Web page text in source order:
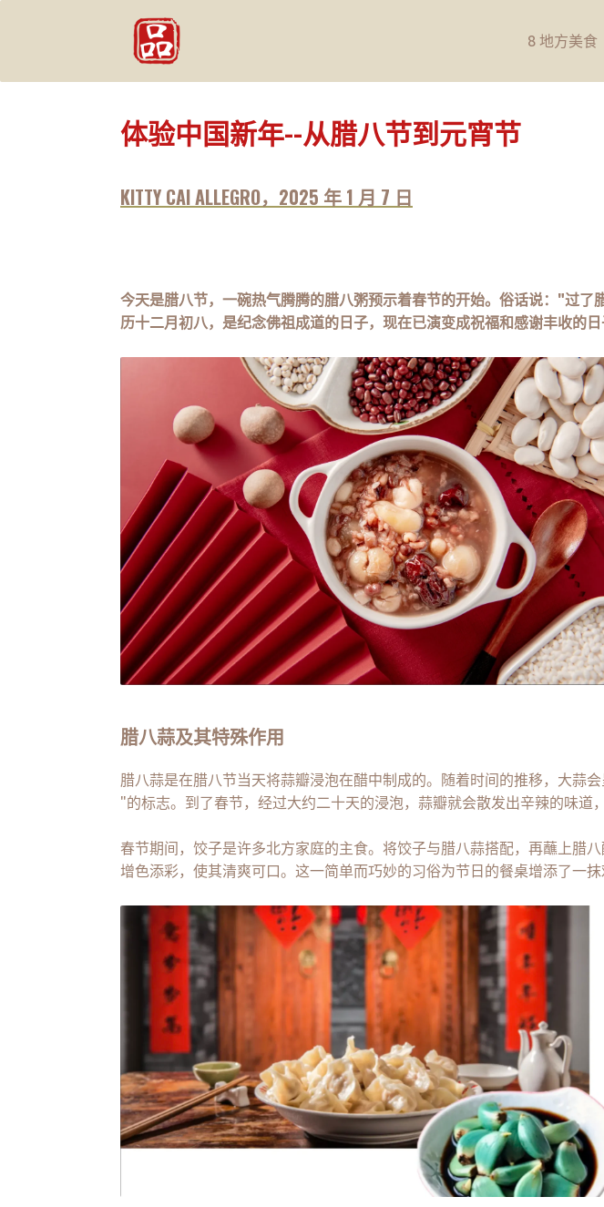
8 地方美食
体验中国新年--从腊八节到元宵节
KITTY CAI ALLEGRO，2025 年 1 月 7 日
今天是腊八节，一碗热气腾腾的腊八粥预示着春节的开始。俗话说："过
历十二月初八，是纪念佛祖成道的日子，现在已演变成祝福和感谢丰收的
腊八蒜及其特殊作用
腊八蒜是在腊八节当天将蒜瓣浸泡在醋中制成的。随着时间的推移，大蒜
"的标志。到了春节，经过大约二十天的浸泡，蒜瓣就会散发出辛辣的味道
春节期间，饺子是许多北方家庭的主食。将饺子与腊八蒜搭配，再蘸上腊
增色添彩，使其清爽可口。这一简单而巧妙的习俗为节日的餐桌增添了一